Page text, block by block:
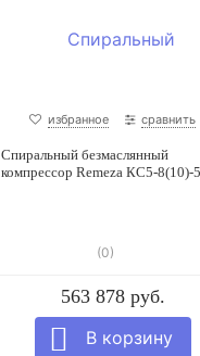
избранное сравнить
Спиральный безмаслянный
компрессор Remeza КС5-8(10)-
(0)
563 878 руб.